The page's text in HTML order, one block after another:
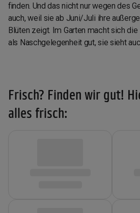
finden. Und das nicht nur wegen des
auch, weil sie ab Juni/Juli ihre
Blüten zeigt. Im Garten macht sich
als Naschgelegenheit gut, sie sieht
Frisch? Finden wir gut!
alles frisch: